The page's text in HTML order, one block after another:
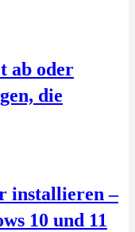
ab oder
die
installieren –
10 und 11